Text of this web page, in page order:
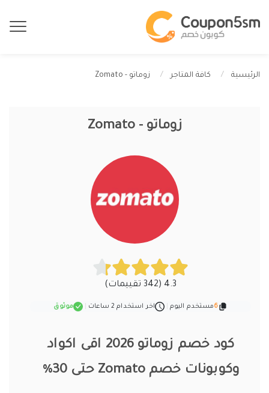
الرئيسية كافة المتاجر زوماتو - Zomato
زوماتو - Zomato
4.3 (342 تقييمات)
6مستخدم اليوم اخر استخدام 2 ساعات موثوق
كود خصم زوماتو 2026 اقى اكواد
وكوبونات خصم Zomato حتى 30%